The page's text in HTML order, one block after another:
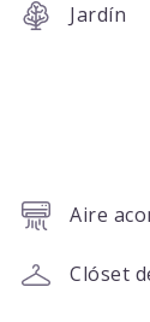
Jardín
Aire
Clóset